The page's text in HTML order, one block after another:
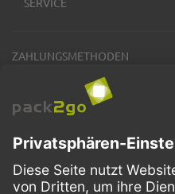
ZAHLUNGSMETHODEN
VERSANDARTEN